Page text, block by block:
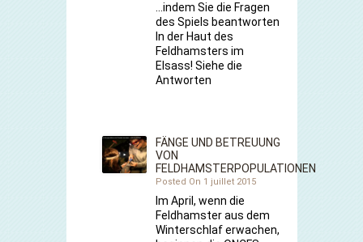
…indem Sie die Fragen
des Spiels beantworten
In der Haut des
Feldhamsters im
Elsass! Siehe die
Antworten
FÄNGE UND BETREUUNG
VON
FELDHAMSTERPOPULATIONEN
Posted On 1 juillet 2015
Im April, wenn die
Feldhamster aus dem
Winterschlaf erwachen,